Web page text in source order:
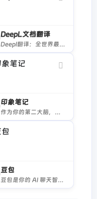
DeepL文档翻译
Deepl翻译：全世界最准确的翻译
印象笔记
作为你的第二大脑，记录就用印象笔记。印象笔记可以帮助你高效工作、学习与生活。支持无缝多端同步，快速保存微信、微博、网页等内容，一站式完成信息的收集备份、高效记录、分享和永久保存。
豆包
豆包是你的 AI 聊天智能对话问答助手，写作文案翻译情感陪伴编程全能工具。豆包为你答疑解惑，提供灵感，辅助创作，也可以和你畅聊任何你感兴趣的话题。